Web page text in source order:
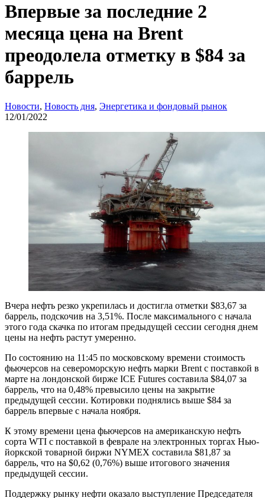
Впервые за последние 2
месяца цена на Brent
преодолела отметку в $84 за
баррель
Новости, Новость дня, Энергетика и фондовый рынок
12/01/2022
Вчера нефть резко укрепилась и достигла отметки $83,67 за
баррель, подскочив на 3,51%. После максимального с начала
этого года скачка по итогам предыдущей сессии сегодня днем
цены на нефть растут умеренно.
По состоянию на 11:45 по московскому времени стоимость
фьючерсов на североморскую нефть марки Brent с поставкой в
марте на лондонской бирже ICE Futures составила $84,07 за
баррель, что на 0,48% превысило цены на закрытие
предыдущей сессии. Котировки поднялись выше $84 за
баррель впервые с начала ноября.
К этому времени цена фьючерсов на американскую нефть
сорта WTI с поставкой в феврале на электронных торгах Нью-
йоркской товарной биржи NYMEX составила $81,87 за
баррель, что на $0,62 (0,76%) выше итогового значения
предыдущей сессии.
Поддержку рынку нефти оказало выступление Председателя